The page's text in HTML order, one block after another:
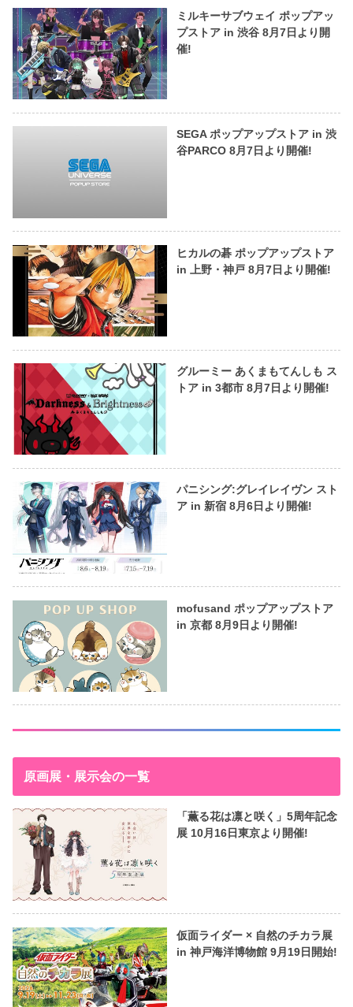
ミルキーサブウェイ ポップアッ
プストア in 渋谷 8月7日より開
催!
SEGA ポップアップストア in 渋
谷PARCO 8月7日より開催!
ヒカルの碁 ポップアップストア
in 上野・神戸 8月7日より開催!
グルーミー あくまもてんしも ス
トア in 3都市 8月7日より開催!
パニシング:グレイレイヴン スト
ア in 新宿 8月6日より開催!
mofusand ポップアップストア
in 京都 8月9日より開催!
原画展・展示会の一覧
「薫る花は凛と咲く」5周年記念
展 10月16日東京より開催!
仮面ライダー × 自然のチカラ展
in 神戸海洋博物館 9月19日開始!